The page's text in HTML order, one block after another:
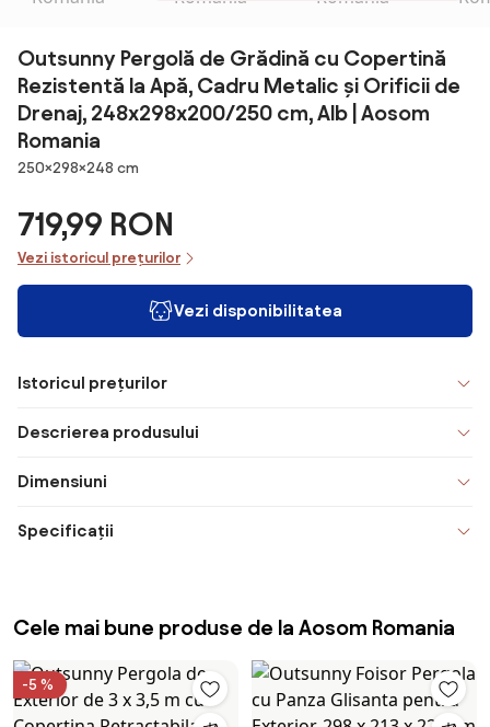
Outsunny Pergolă de Grădină cu Copertină
Rezistentă la Apă, Cadru Metalic și Orificii de
Drenaj, 248x298x200/250 cm, Alb | Aosom
Romania
Dimensiuni
250×298×248 cm
719,99 RON
Vezi istoricul prețurilor
Vezi disponibilitatea
Istoricul prețurilor
Descrierea produsului
Dimensiuni
Specificații
Cele mai bune produse de la Aosom Romania
-5 %